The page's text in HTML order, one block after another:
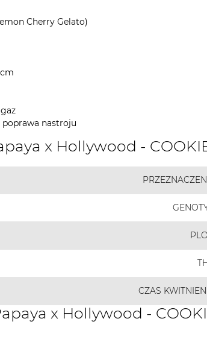
Cherry Gelato)
poprawa nastroju
x Hollywood -
CZAS
x Hollywood -